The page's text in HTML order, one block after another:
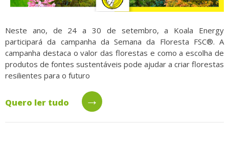
Neste ano, de 24 a 30 de setembro, a Koala Energy
participará da campanha da Semana da Floresta FSC®. A
campanha destaca o valor das florestas e como a escolha de
produtos de fontes sustentáveis pode ajudar a criar florestas
resilientes para o futuro
Quero ler tudo →